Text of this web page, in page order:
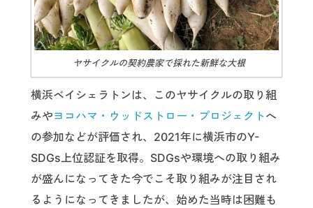
ヤサイクルの契約農家で採れた新鮮な大根
横浜ベイシェラトンは、このヤサイクルの取り組
みやヨコハマ・ウッドストロー・プロジェクトへ
の参加などが評価され、2021年に横浜市のY-
SDGs上位認証を取得。SDGsや環境への取り組み
が盛んになってきた今でこそ取り組みが注目され
るようになってきましたが、始めた当時は困難も